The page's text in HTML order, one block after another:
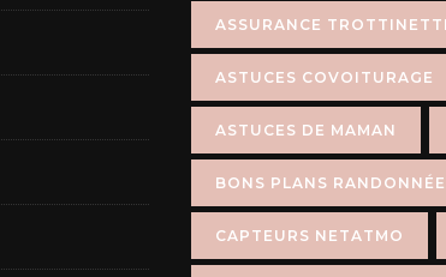
ASSURANCE
ASTUCES COVOITURAGE
ASTUCES DE MAMAN
BONS PLANS RANDONNÉE
CAPTEURS NETATMO